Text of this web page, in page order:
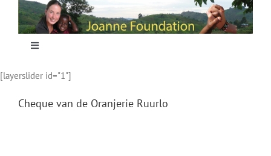
content
Toggle
Home
[layerslider id="1"]
Cheque van de Oranjerie Ruurlo